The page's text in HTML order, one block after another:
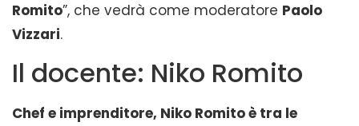
Romito”, che vedrà come moderatore Paolo
Vizzari.
Il docente: Niko Romito
Chef e imprenditore, Niko Romito è tra le